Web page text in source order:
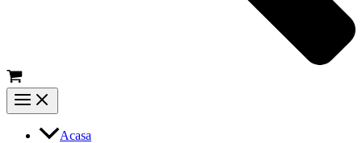
Main
Menu
Acasa